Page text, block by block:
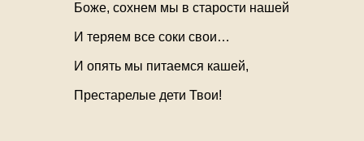
Боже, сохнем мы в старости нашей
И теряем все соки свои…
И опять мы питаемся кашей,
Престарелые дети Твои!